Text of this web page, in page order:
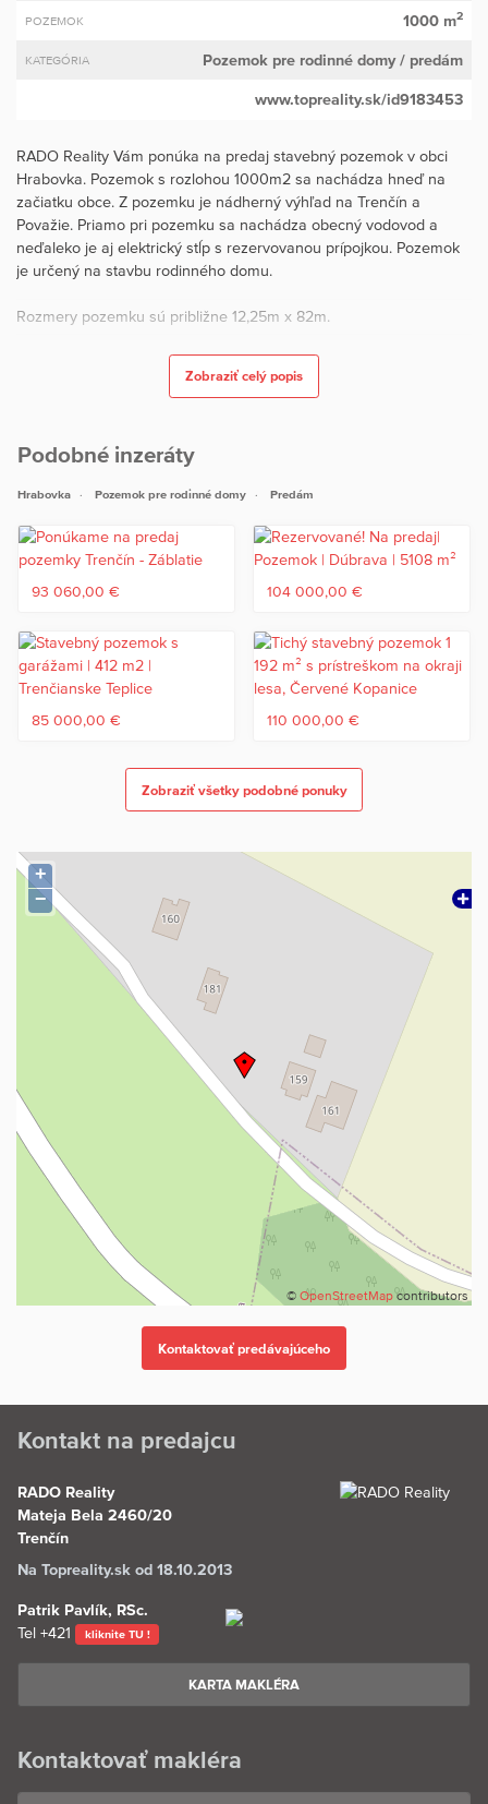
POZEMOK 1000 m2
KATEGÓRIA Pozemok pre rodinné domy/ predám
www.topreality.sk/id9183453
RADO Reality Vám ponúka na predaj stavebný pozemok v obci
Hrabovka. Pozemok s rozlohou 1000m2 sa nachádza hneď na
začiatku obce. Z pozemku je nádherný výhľad na Trenčín a
Považie. Priamo pri pozemku sa nachádza obecný vodovod a
neďaleko je aj elektrický stĺp s rezervovanou prípojkou. Pozemok
je určený na stavbu rodinného domu.
Rozmery pozemku sú približne 12,25m x 82m.
V prípade Vašej požiadavky, môže naša spoločnosť zabezpečiť aj
celú výstavbu rodinného domu na kľúč.
Cena pozemku je 99.900,- €
Patrik Pavlík, RSc.
RADO Reality Group
Tel: +421 902 90 60 90
E-mail: patrik.pavlik@radoreality.sk
inak, a nenavyšuje sa o odmenu sprostredkovateľa, v cene je
zahrnuté právne poradenstvo, vyhotovenie kúpnych zmlúv,
hypotekárne poradenstvo a uhradenie správneho poplatku za
realitná kancelária na Slovensku za rok 2022 a 2023. Okrem
iného sme držiteľmi ďalších 6 prestížnych ocenení.
Zobraziť celý popis
Podobné inzeráty
Hrabovka Pozemok pre rodinné domy Predám
93 060,00 € 104 000,00 €
85 000,00 € 110 000,00 €
Zobraziť všetky podobné ponuky
+
−
© OpenStreetMapcontributors
Kontakt na predajcu
RADO Reality
Mateja Bela 2460/20
Trenčín
Na Topreality.sk od 18.10.2013
Patrik Pavlík, RSc.
Tel +421 kliknite TU !
KARTA MAKLÉRA
Kontaktovať makléra